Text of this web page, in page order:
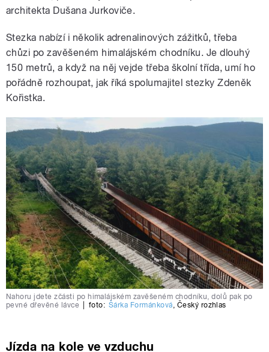
architekta Dušana Jurkoviče.
Stezka nabízí i několik adrenalinových zážitků, třeba
chůzi po zavěšeném himalájském chodníku. Je dlouhý
150 metrů, a když na něj vejde třeba školní třída, umí ho
pořádně rozhoupat, jak říká spolumajitel stezky Zdeněk
Kořistka.
Nahoru jdete zčásti po himalájském zavěšeném chodníku, dolů pak po
pevné dřevěné lávce
foto: Šárka Formánková, Český rozhlas
Jízda na kole ve vzduchu